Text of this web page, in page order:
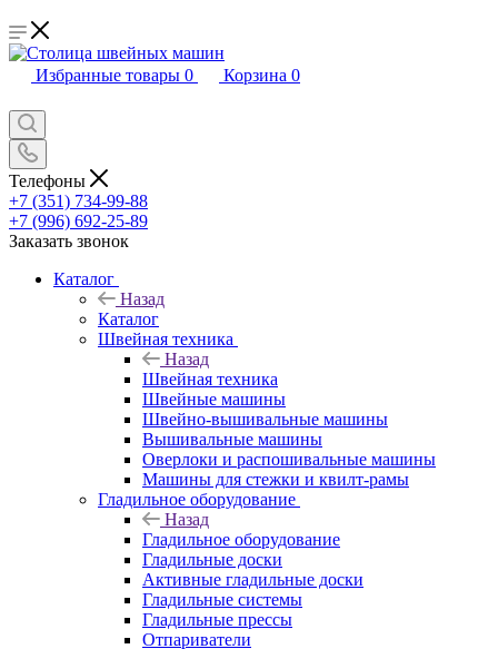
Избранные товары 0 Корзина 0
Телефоны
+7 (351) 734-99-88
+7 (996) 692-25-89
Заказать звонок
Каталог
Назад
Каталог
Швейная техника
Назад
Швейная техника
Швейные машины
Швейно-вышивальные машины
Вышивальные машины
Оверлоки и распошивальные машины
Машины для стежки и квилт-рамы
Гладильное оборудование
Назад
Гладильное оборудование
Гладильные доски
Активные гладильные доски
Гладильные системы
Гладильные прессы
Отпариватели